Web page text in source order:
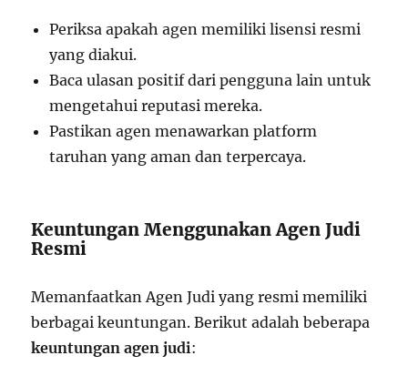
Periksa apakah agen memiliki lisensi resmi
yang diakui.
Baca ulasan positif dari pengguna lain untuk
mengetahui reputasi mereka.
Pastikan agen menawarkan platform
taruhan yang aman dan terpercaya.
Keuntungan Menggunakan Agen Judi
Resmi
Memanfaatkan Agen Judi yang resmi memiliki
berbagai keuntungan. Berikut adalah beberapa
keuntungan agen judi: